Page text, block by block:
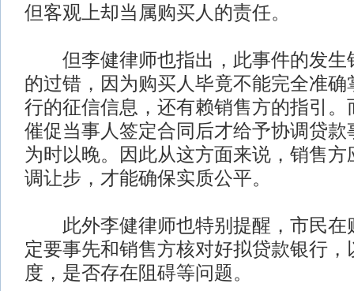
但客观上却当属购买人的责任。
但李健律师也指出，此事件的发生
的过错，因为购买人毕竟不能完全准确
行的征信信息，还有赖销售方的指引。
催促当事人签定合同后才给予协调贷款
为时以晚。因此从这方面来说，销售
调让步，才能确保实质公平。
此外李健律师也特别提醒，市民在
定要事先和销售方核对好拟贷款银行，
度，是否存在阻碍等问题。